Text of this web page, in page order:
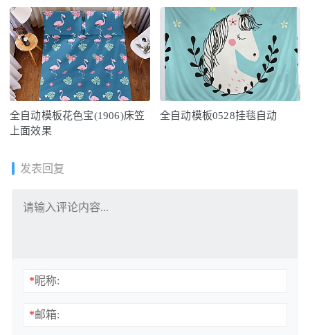
全自动模板花色宝(1906)床笠
上面效果
全自动模板0528挂毯自动
发表回复
*昵称:
*邮箱: